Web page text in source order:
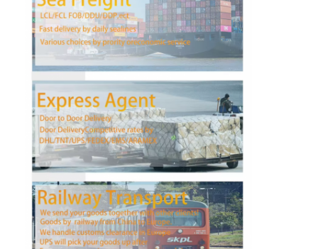
การขนส่งสินค้าระหว่างประเทศ
ขนส่งทางอากาศ
การขนส่งทางทะเล
DDP จัดส่งจากจีน
จัดส่งด่วน
การขนส่งสินค้าทางรถไฟ
จัดส่งไปยัง Amazon
รถบรรทุกขนส่งสินค้า